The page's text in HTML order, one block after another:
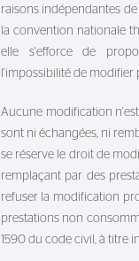
raisons indépendantes
la convention nationale
elle s'efforce de
l'impossibilité de modifier
Aucune modification
sont ni échangées, ni
se réserve le droit de
remplaçant par des
refuser la modification
prestations non
1590 du code civil, à titre